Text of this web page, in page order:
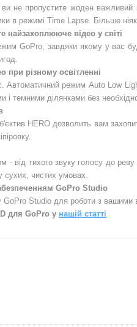
не пропустите жоден важливий
в режимі Time Lapse. Більше
відео у світі
GoPro, завдяки якому у вас
при різному освітленні
Автоматичний режим Auto Low
і темними ділянками без
HERO дозволить вам
- від тихого звуку голосу до
сухих, чистих умовах.
GoPro Studio
Studio для роботи з вашими
для GoPro у нашій статті